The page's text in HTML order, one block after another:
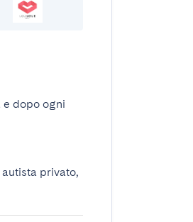
dopo ogni
privato,